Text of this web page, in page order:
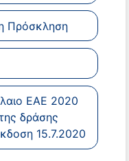
Πρόσκληση
ΕΑΕ 2020
δράσης
15.7.2020